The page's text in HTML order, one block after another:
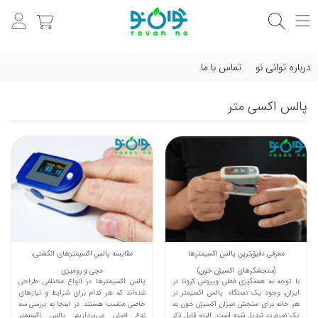
درباره توانی نو تماس با ما
پالس اکسی‌ متر
معرفی دقیق‌ترین پالس اکسیمترها
(سنجشگرهای اکسیژن خون)
با توجه به همه‌گیری فعلی ویروس کرونا در
ایران، وجود یک دستگاه پالس اکسیمتر در
هر خانه برای سنجش میزان اکسیژن خون به
یک ضرورت تبدیل شده است. البته قابل ذکر
مقایسه پالس اکسیمترهای انگشتی،
مچی و رومیزی
پالس اکسیمترها در انواع مختلفی طراحی
شده‌اند که هر کدام برای شرایط و نیازهای
خاصی مناسب هستند. در اینجا به بررسی سه
نوع اصلی می‌پردازیم: پالس اکسیمتر